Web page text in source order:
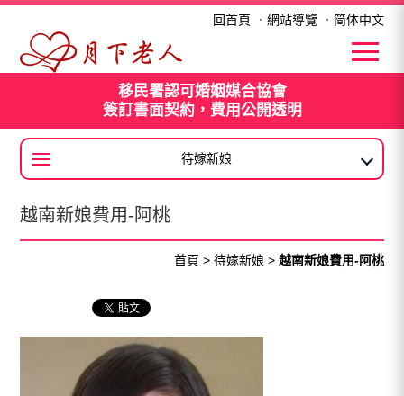
越南新娘費用-阿桃
回首頁 ． 網站導覽． 简体中文
移民署認可婚姻媒合協會
簽訂書面契約，費用公開透明
待嫁新娘
大陸新娘
越南新娘費用-阿桃
首頁 > 待嫁新娘 > 越南新娘費用-阿桃